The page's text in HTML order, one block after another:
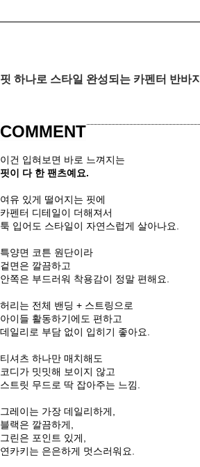
핏 하나로 스타일 완성되는 카펜터 반바지
COMMENT
이건 입혀보면 바로 느껴지는
핏이 다 한 팬츠예요.
여유 있게 떨어지는 핏에
카펜터 디테일이 더해져서
툭 입어도 스타일이 자연스럽게 살아나요.
특양면 코튼 원단이라
겉면은 깔끔하고
안쪽은 부드러워 착용감이 정말 편해요.
허리는 전체 밴딩 + 스트링으로
아이들 활동하기에도 편하고
데일리로 부담 없이 입히기 좋아요.
티셔츠 하나만 매치해도
코디가 밋밋해 보이지 않고
스트릿 무드로 딱 잡아주는 느낌.
그레이는 가장 데일리하게,
블랙은 깔끔하게,
그린은 포인트 있게,
연카키는 은은하게 멋스러워요.